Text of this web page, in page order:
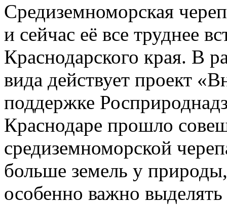
Средиземноморская
и сейчас её все труднее
Краснодарского края. В
вида действует проект
поддержке
Краснодаре прошло
средиземноморской
больше земель у
особенно важно